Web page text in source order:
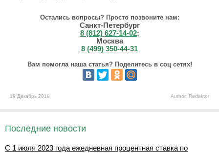
Остались вопросы? Просто позвоните нам:
Санкт-Петербург
8 (812) 627-14-02;
Москва
8 (499) 350-44-31
Вам помогла наша статья? Поделитесь в соц сетях!
19 Декабрь 2019 Author: Redaktor
Последние новости
С 1 июля 2023 года ежедневная процентная ставка по